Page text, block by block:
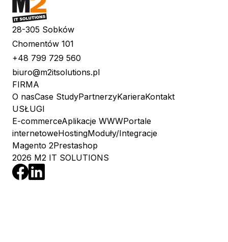
28-305 Sobków
Chomentów 101
+48 799 729 560
biuro@m2itsolutions.pl
FIRMA
O nasCase StudyPartnerzyKarieraKontakt
USŁUGI
E-commerceAplikacje WWWPortale
internetoweHostingModuły/Integracje
Magento 2Prestashop
2026 M2 IT SOLUTIONS